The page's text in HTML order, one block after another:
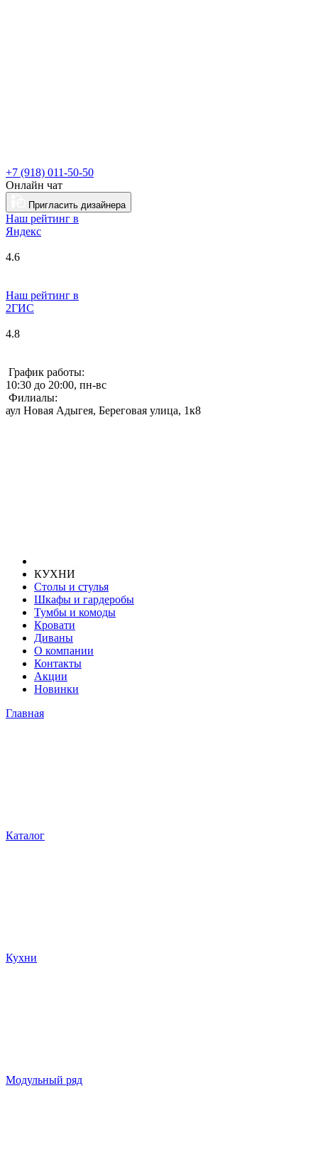
+7 (918) 011-50-50
Онлайн чат
Пригласить дизайнера
Наш рейтинг в
Яндекс
4.6
Наш рейтинг в
2ГИС
4.8
График работы:
10:30 до 20:00, пн-вс
Филиалы:
аул Новая Адыгея, Береговая улица, 1к8
КУХНИ
Столы и стулья
Шкафы и гардеробы
Тумбы и комоды
Кровати
Диваны
О компании
Контакты
Акции
Новинки
Главная
Каталог
Кухни
Модульный ряд